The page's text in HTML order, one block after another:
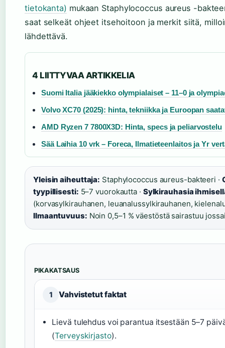
tietokanta) mukaan Staphylococcus aureus -
saat selkeät ohjeet itsehoitoon ja merkit siitä,
lähdettävä.
4 LIITTYVAA ARTIKKELIA
Suomi Italia jääkiekko olympialaiset – 11–0 ja
Volvo XC70 (2025): hinta, tekniikka ja Euroopan
AMD Ryzen 7 7800X3D: Hinta, specs ja peliarvostelu
Sää Laihia 10 vrk – Foreca, Ilmatieteenlaitos ja Yr
Yleisin aiheuttaja: Staphylococcus aureus-bakteeri ·
tyypillisesti: 5–7 vuorokautta · Sylkirauhasia
(korvasylkirauhanen, leuanalussylkirauhanen,
Ilmaantuvuus: Noin 0,5–1 % väestöstä sairastuu
PIKAKATSAUS
1 Vahvistetut faktat
Lievä tulehdus voi parantua itsestään 5–7
(Terveyskirjasto).